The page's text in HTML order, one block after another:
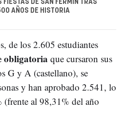
FIESTAS DE SAN FERMÍN TRAS
AÑOS DE HISTORIA
de los 2.605 estudiantes
obligatoria que cursaron sus
G y A (castellano), se
y han aprobado 2.541, lo
(frente al 98,31% del año